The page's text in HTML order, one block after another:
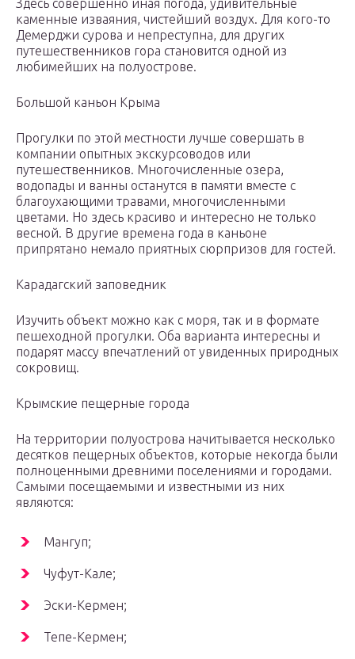
Здесь совершенно иная погода, удивительные
каменные изваяния, чистейший воздух. Для кого-то
Демерджи сурова и непреступна, для других
путешественников гора становится одной из
любимейших на полуострове.
Большой каньон Крыма
Прогулки по этой местности лучше совершать в
компании опытных экскурсоводов или
путешественников. Многочисленные озера,
водопады и ванны останутся в памяти вместе с
благоухающими травами, многочисленными
цветами. Но здесь красиво и интересно не только
весной. В другие времена года в каньоне
припрятано немало приятных сюрпризов для гостей.
Карадагский заповедник
Изучить объект можно как с моря, так и в формате
пешеходной прогулки. Оба варианта интересны и
подарят массу впечатлений от увиденных природных
сокровищ.
Крымские пещерные города
На территории полуострова начитывается несколько
десятков пещерных объектов, которые некогда были
полноценными древними поселениями и городами.
Самыми посещаемыми и известными из них
являются:
Мангуп;
Чуфут-Кале;
Эски-Кермен;
Тепе-Кермен;